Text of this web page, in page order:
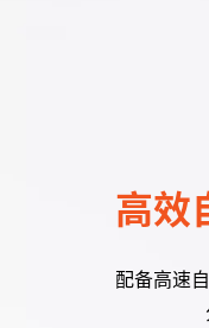
高效
配备高速
分料、